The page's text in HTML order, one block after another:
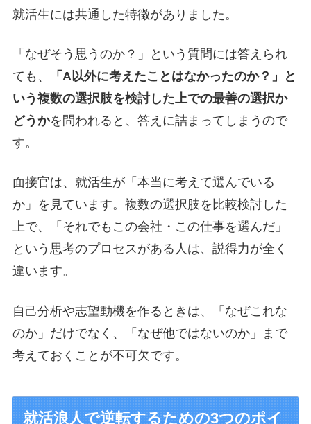
就活生には共通した特徴がありました。
「なぜそう思うのか？」という質問には答えられ
ても、
「A以外に考えたことはなかったのか？」と
いう複数の選択肢を検討した上での最善の選択か
どうかを問われると、答えに詰まってしまうので
す。
面接官は、就活生が「本当に考えて選んでいる
か」を見ています。複数の選択肢を比較検討した
上で、「それでもこの会社・この仕事を選んだ」
という思考のプロセスがある人は、説得力が全く
違います。
自己分析や志望動機を作るときは、「なぜこれな
のか」だけでなく、「なぜ他ではないのか」まで
考えておくことが不可欠です。
就活浪人で逆転するための3つのポイ